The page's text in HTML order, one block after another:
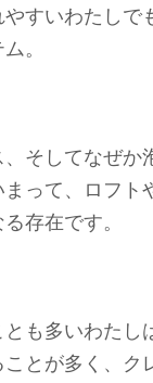
すいわたしで
。
、そしてなぜか
って、ロフト
存在です。
も多いわたし
とが多く、ク